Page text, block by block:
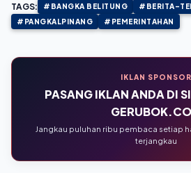
TAGS: #BANGKA BELITUNG
#BERITA-
#PANGKALPINANG
#PEMERINTAHAN
IKLAN SPONSOR
PASANG IKLAN ANDA DI
Jangkau puluhan ribu pembaca setiap
terjangkau